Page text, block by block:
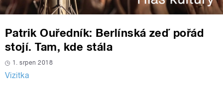
Patrik Ouředník: Berlínská zeď pořád
stojí. Tam, kde stála
1. srpen 2018
Vizitka